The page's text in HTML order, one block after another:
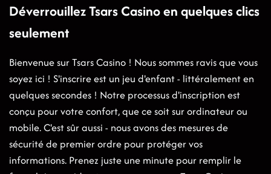
Déverrouillez Tsars Casino en quelques clics
seulement
Bienvenue sur Tsars Casino ! Nous sommes ravis que vous
soyez ici ! S'inscrire est un jeu d'enfant - littéralement en
quelques secondes ! Notre processus d'inscription est
conçu pour votre confort, que ce soit sur ordinateur ou
mobile. C'est sûr aussi - nous avons des mesures de
sécurité de premier ordre pour protéger vos
informations. Prenez juste une minute pour remplir le